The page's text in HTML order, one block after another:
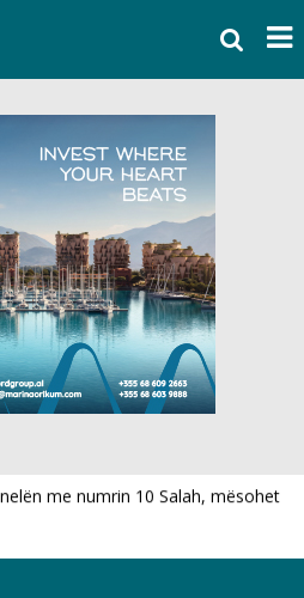
me numrin 10 Salah, mësohet